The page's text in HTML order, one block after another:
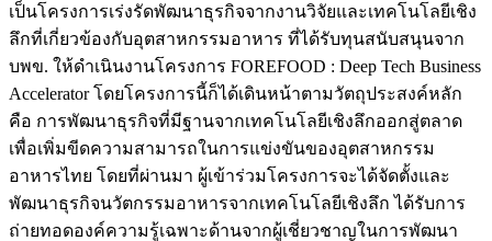
เป็นโครงการเร่งรัดพัฒนาธุรกิจจากงานวิจัยและเทคโนโลยีเชิง
ลึกที่เกี่ยวข้องกับอุตสาหกรรมอาหาร ที่ได้รับทุนสนับสนุนจาก
บพข. ให้ดำเนินงานโครงการ FOREFOOD : Deep Tech Business
Accelerator โดยโครงการนี้ก็ได้เดินหน้าตามวัตถุประสงค์หลัก
คือ การพัฒนาธุรกิจที่มีฐานจากเทคโนโลยีเชิงลึกออกสู่ตลาด
เพื่อเพิ่มขีดความสามารถในการแข่งขันของอุตสาหกรรม
อาหารไทย โดยที่ผ่านมา ผู้เข้าร่วมโครงการจะได้จัดตั้งและ
พัฒนาธุรกิจนวัตกรรมอาหารจากเทคโนโลยีเชิงลึก ได้รับการ
ถ่ายทอดองค์ความรู้เฉพาะด้านจากผู้เชี่ยวชาญในการพัฒนา